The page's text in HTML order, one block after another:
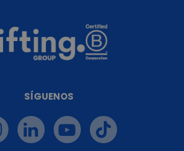
SÍGUENOS